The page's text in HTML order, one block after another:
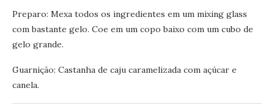
Preparo: Mexa todos os ingredientes em um mixing glass
com bastante gelo. Coe em um copo baixo com um cubo de
gelo grande.
Guarnição: Castanha de caju caramelizada com açúcar e
canela.